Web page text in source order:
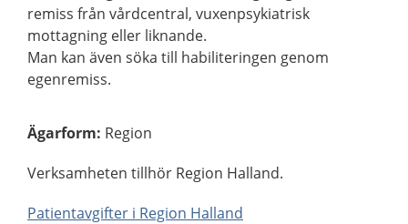
remiss från vårdcentral, vuxenpsykiatrisk
mottagning eller liknande.
Man kan även söka till habiliteringen genom
egenremiss.
Ägarform: Region
Verksamheten tillhör Region Halland.
Patientavgifter i Region Halland